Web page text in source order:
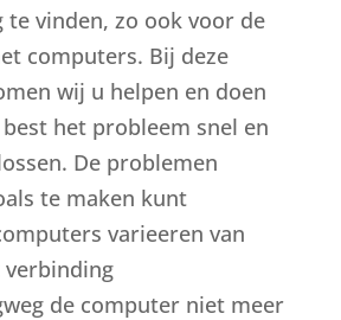
te vinden, zo ook voor de
computers. Bij deze
wij u helpen en doen
het probleem snel en
De problemen
te maken kunt
varieeren van
de computer niet meer